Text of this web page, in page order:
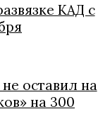
КАД с
оставил на
на 300